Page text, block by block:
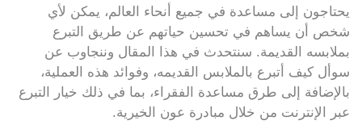
يحتاجون إلى مساعدة في جميع أنحاء العالم، يمكن لأي
شخص أن يساهم في تحسين حياتهم عن طريق التبرع
بملابسه القديمة. سنتحدث في هذا المقال وننجاوب عن
سوأل كيف أتبرع بالملابس القديمه، وفوائد هذه العملية،
بالإضافة إلى طرق مساعدة الفقراء، بما في ذلك خيار التبرع
عبر الإنترنت من خلال مبادرة عون الخيرية.